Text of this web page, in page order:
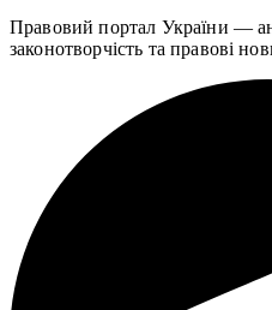
Правовий портал України —
законотворчість та правові